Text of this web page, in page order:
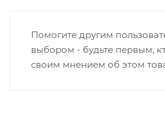
Помогите другим
выбором - будьте первым,
своим мнением об этом